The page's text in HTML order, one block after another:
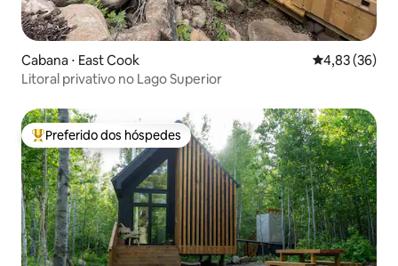
Cabana ⋅ East Cook 4,83 de uma
4,83 (36)
Litoral privativo no Lago Superior
Entre os melhores preferidos dos hóspedes
Preferido dos hóspedes